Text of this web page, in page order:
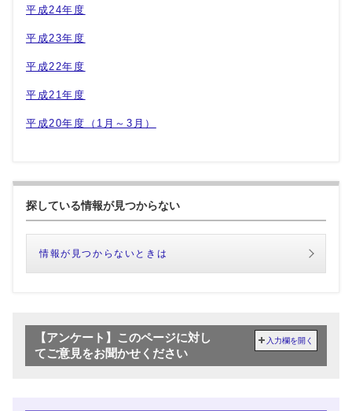
平成24年度
平成23年度
平成22年度
平成21年度
平成20年度（1月～3月）
探している情報が見つからない
情報が見つからないときは
【アンケート】このページに対し
てご意見をお聞かせください
入力欄を開く